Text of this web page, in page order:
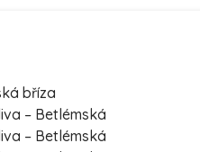
bříza
– Betlémská
– Betlémská